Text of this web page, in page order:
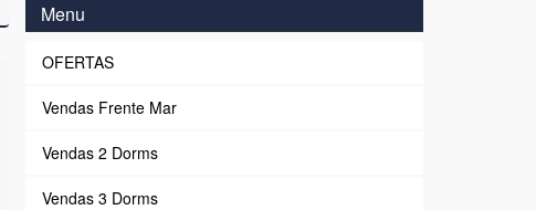
Menu
OFERTAS
Vendas Frente Mar
Vendas 2 Dorms
Vendas 3 Dorms